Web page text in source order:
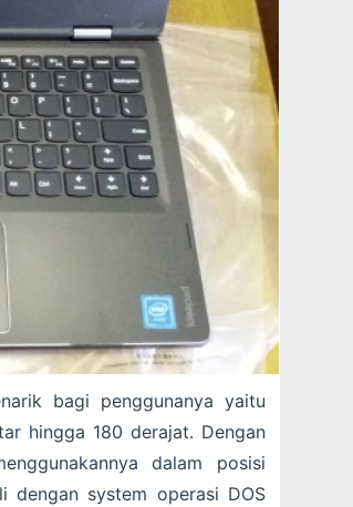
bagi penggunanya yaitu
hingga 180 derajat. Dengan
dalam posisi
dengan system operasi DOS